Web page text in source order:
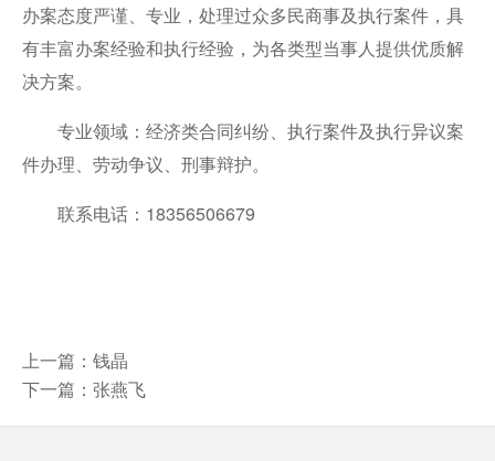
办案态度严谨、专业，处理过众多民商事及执行案件，具
有丰富办案经验和执行经验，为各类型当事人提供优质解
决方案。
专业领域：经济类合同纠纷、执行案件及执行异议案
件办理、劳动争议、刑事辩护。
联系电话：18356506679
上一篇： 钱晶
下一篇： 张燕飞